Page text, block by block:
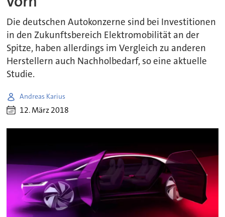
Die deutschen Autokonzerne sind bei Investitionen
in den Zukunftsbereich Elektromobilität an der
Spitze, haben allerdings im Vergleich zu anderen
Herstellern auch Nachholbedarf, so eine aktuelle
Studie.
Andreas Karius
12. März 2018